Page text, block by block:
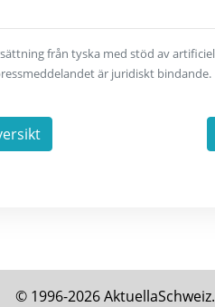
från tyska med stöd av
är juridiskt bindande.
© 1996-2026